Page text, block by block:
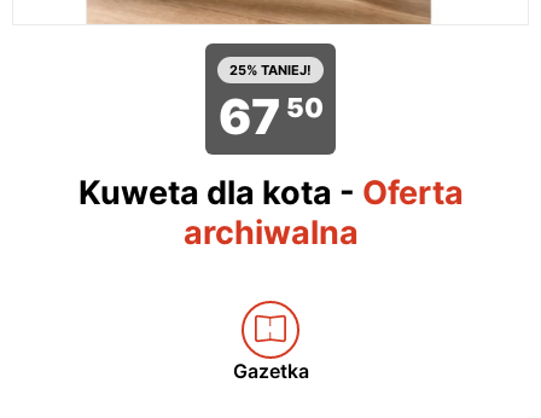
25% TANIEJ!
67 50
Kuweta dla kota - Oferta
archiwalna
Gazetka